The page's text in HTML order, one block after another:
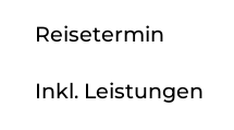
Reisetermin
Inkl. Leistungen